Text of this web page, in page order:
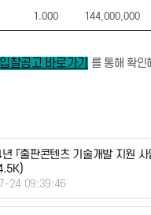
1.000 144,000,000
입찰공고 바로가기
를 통해 확인
「출판콘텐츠 기술개발 지원 사
24 09:39:46